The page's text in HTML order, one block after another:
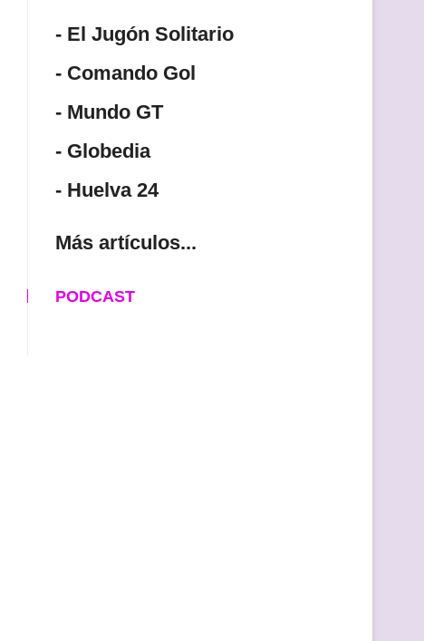
- El Jugón Solitario
- Comando Gol
- Mundo GT
- Globedia
- Huelva 24
Más artículos...
PODCAST